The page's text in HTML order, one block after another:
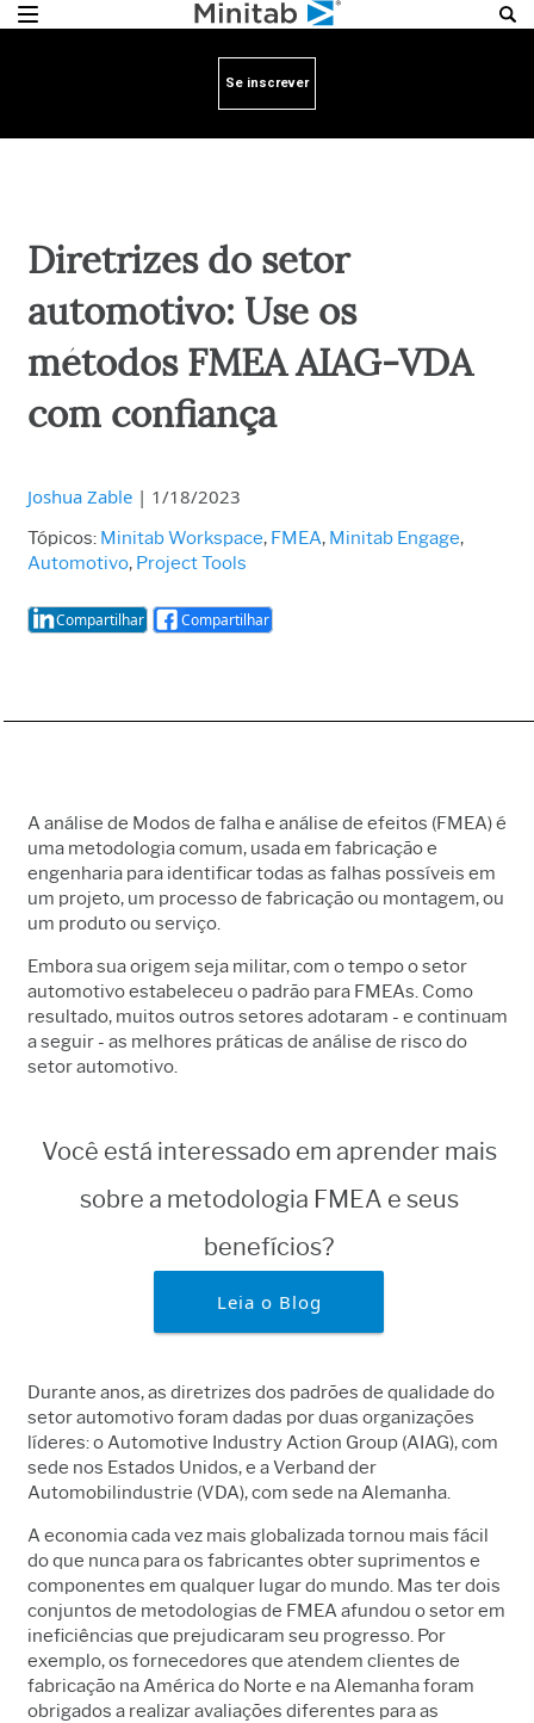
Se inscrever
Diretrizes do setor
automotivo: Use os
métodos FMEA AIAG-VDA
com confiança
Joshua Zable | 1/18/2023
Tópicos: Minitab Workspace, FMEA, Minitab Engage,
Automotivo, Project Tools
Compartilhar Compartilhar
A análise de Modos de falha e análise de efeitos (FMEA) é
uma metodologia comum, usada em fabricação e
engenharia para identificar todas as falhas possíveis em
um projeto, um processo de fabricação ou montagem, ou
um produto ou serviço.
Embora sua origem seja militar, com o tempo o setor
automotivo estabeleceu o padrão para FMEAs. Como
resultado, muitos outros setores adotaram - e continuam
a seguir - as melhores práticas de análise de risco do
setor automotivo.
Você está interessado em aprender mais
sobre a metodologia FMEA e seus
benefícios?
Leia o Blog
Durante anos, as diretrizes dos padrões de qualidade do
setor automotivo foram dadas por duas organizações
líderes: o Automotive Industry Action Group (AIAG), com
sede nos Estados Unidos, e a Verband der
Automobilindustrie (VDA), com sede na Alemanha.
A economia cada vez mais globalizada tornou mais fácil
do que nunca para os fabricantes obter suprimentos e
componentes em qualquer lugar do mundo. Mas ter dois
conjuntos de metodologias de FMEA afundou o setor em
ineficiências que prejudicaram seu progresso. Por
exemplo, os fornecedores que atendem clientes de
fabricação na América do Norte e na Alemanha foram
obrigados a realizar avaliações diferentes para as